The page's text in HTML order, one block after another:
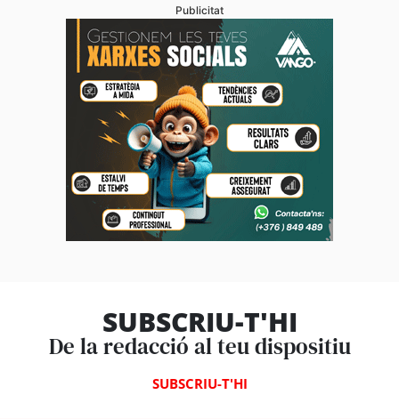
Publicitat
SUBSCRIU-T'HI
De la redacció al teu dispositiu
SUBSCRIU-T'HI